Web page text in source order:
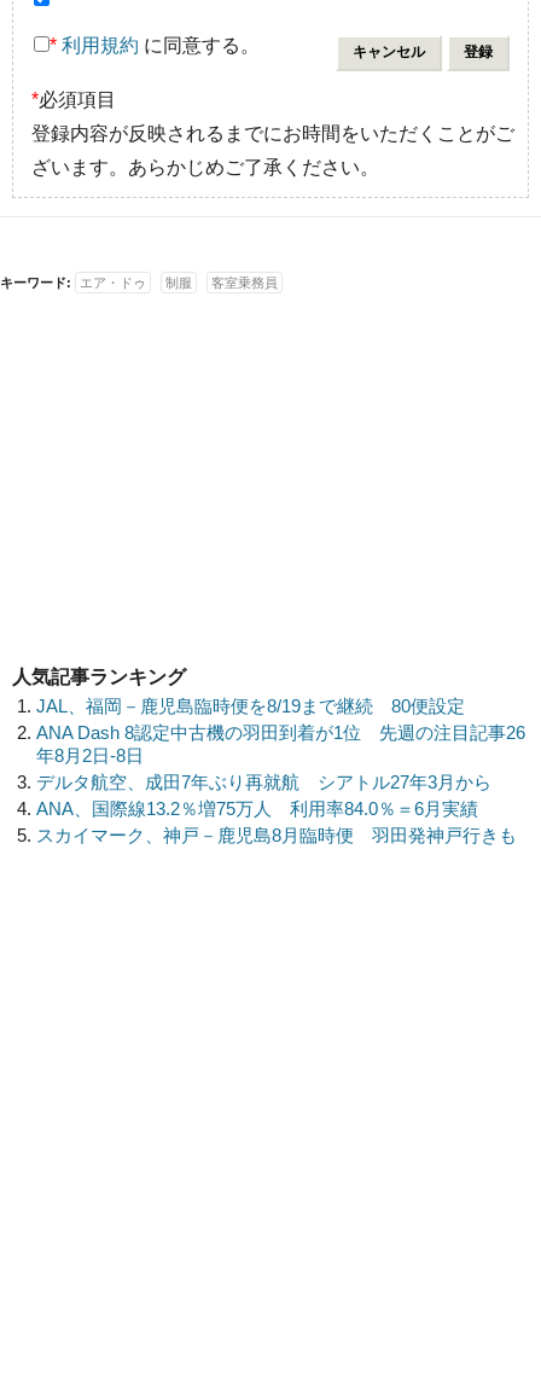
* 利用規約 に同意する。
*必須項目
登録内容が反映されるまでにお時間をいただくことがご
ざいます。あらかじめご了承ください。
キーワード: エア・ドゥ 制服 客室乗務員
人気記事ランキング
JAL、福岡－鹿児島臨時便を8/19まで継続 80便設定
ANA Dash 8認定中古機の羽田到着が1位 先週の注目記事26
年8月2日-8日
デルタ航空、成田7年ぶり再就航 シアトル27年3月から
ANA、国際線13.2％増75万人 利用率84.0％＝6月実績
スカイマーク、神戸－鹿児島8月臨時便 羽田発神戸行きも